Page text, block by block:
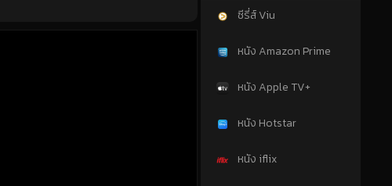
ซีรี่ส์ Viu
หนัง Amazon Prime
หนัง Apple TV+
หนัง Hotstar
หนัง iflix